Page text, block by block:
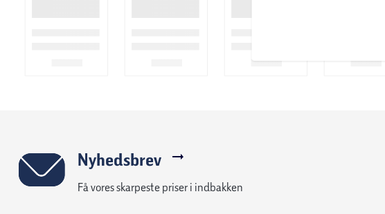
Nyhedsbrev
Få vores skarpeste priser i indbakken